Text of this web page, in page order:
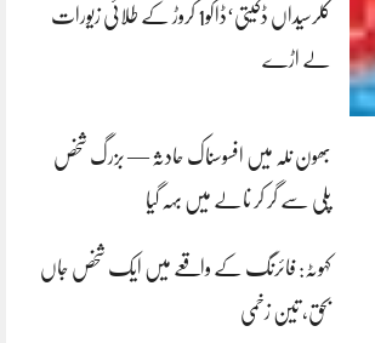
کلرسیداں ڈکیتی‘ڈاکو1 کروڑ کے طلائی زیورات
لے اڑے
بھون نلہ میں افسوسناک حادثہ — بزرگ شخص
پلی سے گر کر نالے میں بہہ گیا
کہوٹہ: فائرنگ کے واقعے میں ایک شخص جاں
بحق، تین زخمی